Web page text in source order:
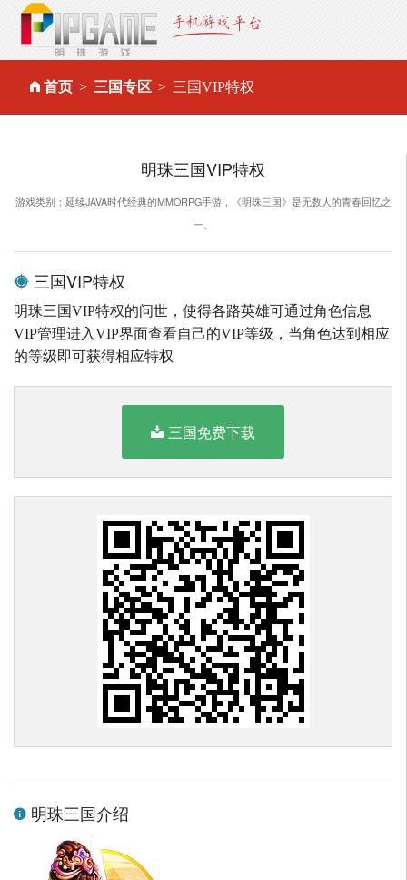
首页 三国专区 三国VIP特权
明珠三国VIP特权
游戏类别：延续JAVA时代经典的MMORPG手游，《明珠三国》是无数人的青春回忆之
一。
三国VIP特权
明珠三国VIP特权的问世，使得各路英雄可通过角色信息
VIP管理进入VIP界面查看自己的VIP等级，当角色达到相应
的等级即可获得相应特权
三国免费下载
明珠三国介绍